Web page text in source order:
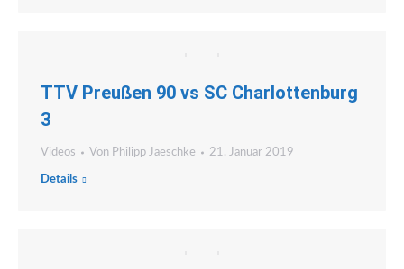
TTV Preußen 90 vs SC Charlottenburg
3
Videos Von Philipp Jaeschke 21. Januar 2019
Details